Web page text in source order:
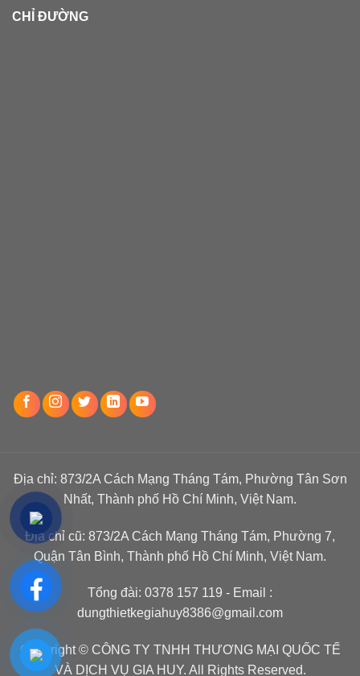
CHỈ ĐƯỜNG
Địa chỉ: 873/2A Cách Mạng Tháng Tám, Phường Tân Sơn
Nhất, Thành phố Hồ Chí Minh, Việt Nam.
Địa chỉ cũ: 873/2A Cách Mạng Tháng Tám, Phường 7,
Quận Tân Bình, Thành phố Hồ Chí Minh, Việt Nam.
Tổng đài: 0378 157 119 - Email :
dungthietkegiahuy8386@gmail.com
Copyright © CÔNG TY TNHH THƯƠNG MẠI QUỐC TẾ
VÀ DỊCH VỤ GIA HUY. All Rights Reserved.